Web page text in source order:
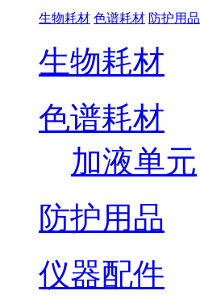
生物耗材 色谱耗材 防护用品
生物耗材
色谱耗材
加液单元
防护用品
仪器配件